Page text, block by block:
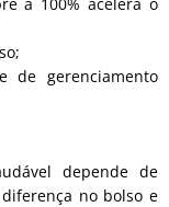
de gerenciamento
depende de
no bolso e